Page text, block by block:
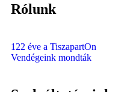
Rólunk
122 éve a TiszapartOn
Vendégeink mondták